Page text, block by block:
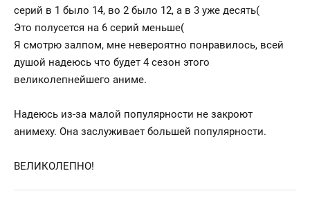
серий в 1 было 14, во 2 было 12, а в 3 уже десять(
Это полусется на 6 серий меньше(
Я смотрю залпом, мне невероятно понравилось, всей
душой надеюсь что будет 4 сезон этого
великолепнейшего аниме.
Надеюсь из-за малой популярности не закроют
анимеху. Она заслуживает большей популярности.
ВЕЛИКОЛЕПНО!